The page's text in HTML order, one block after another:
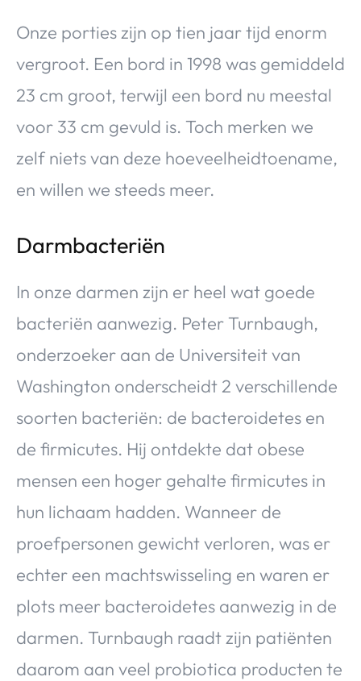
Onze porties zijn op tien jaar tijd enorm
vergroot. Een bord in 1998 was gemiddeld
23 cm groot, terwijl een bord nu meestal
voor 33 cm gevuld is. Toch merken we
zelf niets van deze hoeveelheidtoename,
en willen we steeds meer.
Darmbacteriën
In onze darmen zijn er heel wat goede
bacteriën aanwezig. Peter Turnbaugh,
onderzoeker aan de Universiteit van
Washington onderscheidt 2 verschillende
soorten bacteriën: de bacteroidetes en
de firmicutes. Hij ontdekte dat obese
mensen een hoger gehalte firmicutes in
hun lichaam hadden. Wanneer de
proefpersonen gewicht verloren, was er
echter een machtswisseling en waren er
plots meer bacteroidetes aanwezig in de
darmen. Turnbaugh raadt zijn patiënten
daarom aan veel probiotica producten te